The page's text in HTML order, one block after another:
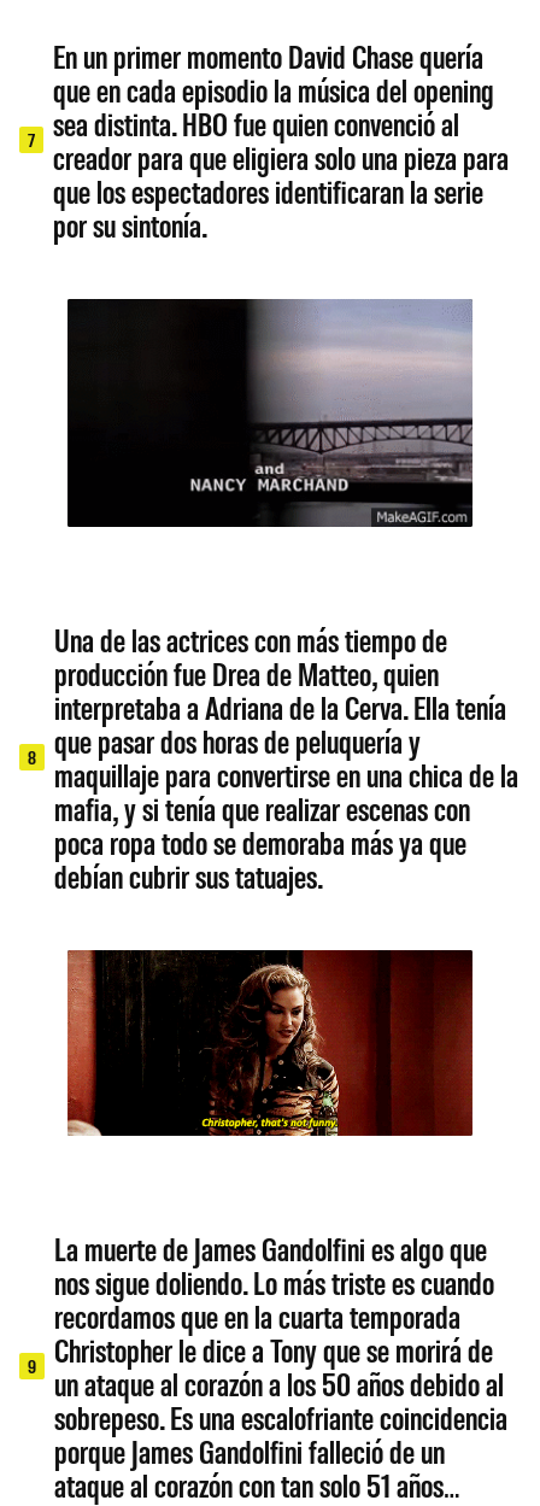
7
En un primer momento David Chase quería
que en cada episodio la música del opening
sea distinta. HBO fue quien convenció al
creador para que eligiera solo una pieza para
que los espectadores identificaran la serie
por su sintonía.
8
Una de las actrices con más tiempo de
producción fue Drea de Matteo, quien
interpretaba a Adriana de la Cerva. Ella tenía
que pasar dos horas de peluquería y
maquillaje para convertirse en una chica de la
mafia, y si tenía que realizar escenas con
poca ropa todo se demoraba más ya que
debían cubrir sus tatuajes.
9
La muerte de James Gandolfini es algo que
nos sigue doliendo. Lo más triste es cuando
recordamos que en la cuarta temporada
Christopher le dice a Tony que se morirá de
un ataque al corazón a los 50 años debido al
sobrepeso. Es una escalofriante coincidencia
porque James Gandolfini falleció de un
ataque al corazón con tan solo 51 años…